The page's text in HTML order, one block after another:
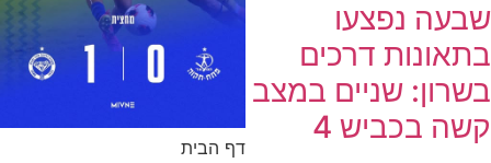
שבעה נפצעו
בתאונות דרכים
בשרון: שניים במצב
קשה בכביש 4
דף הבית